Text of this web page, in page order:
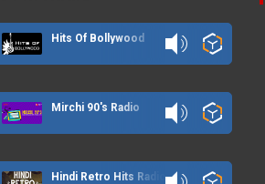
Hits Of Bollywood
Mirchi 90's Radio
Hindi Retro Hits Radio